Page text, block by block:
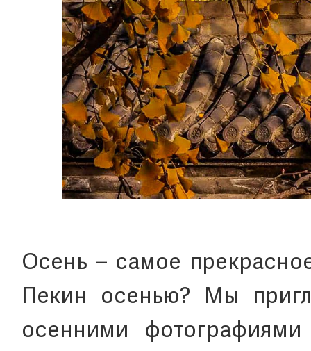
Осень – самое
Пекин осенью? Мы
осенними фотографиями